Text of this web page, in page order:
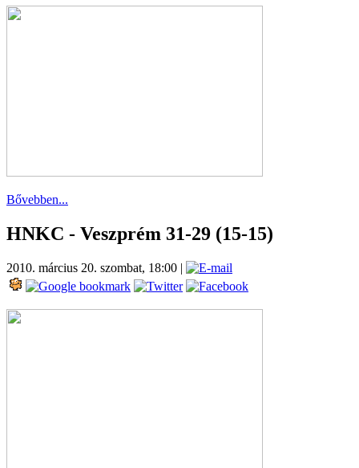
Bővebben...
HNKC - Veszprém 31-29 (15-15)
2010. március 20. szombat, 18:00 |